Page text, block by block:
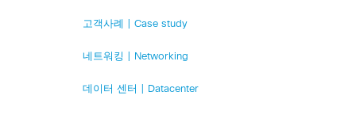
고객사례 | Case study
네트워킹 | Networking
데이터 센터 | Datacenter